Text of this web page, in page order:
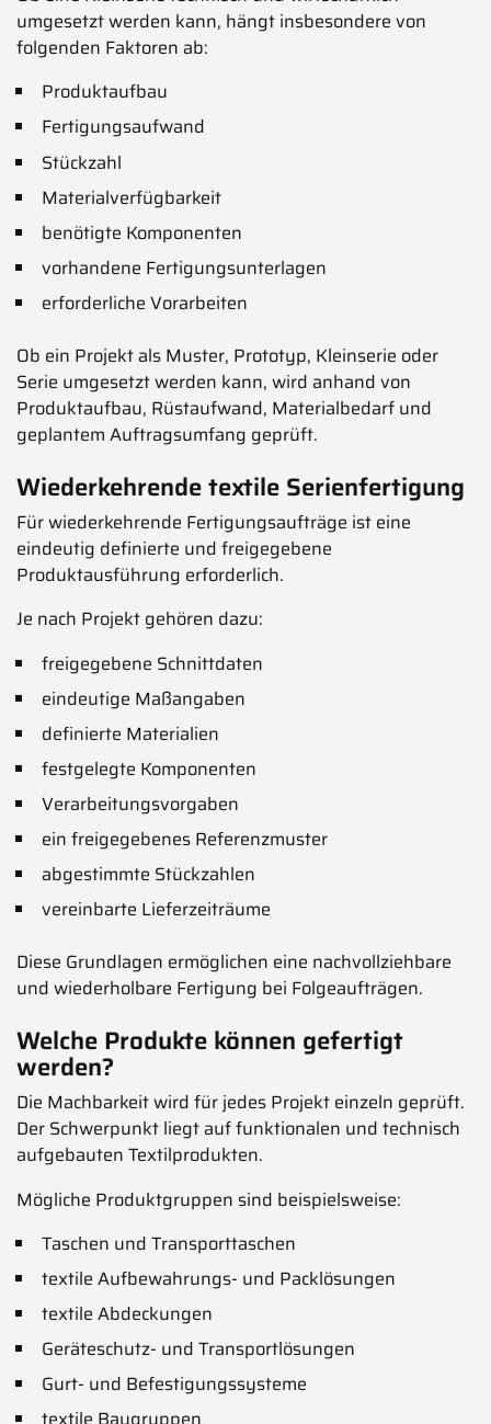
umgesetzt werden kann, hängt insbesondere von
folgenden Faktoren ab:
Produktaufbau
Fertigungsaufwand
Stückzahl
Materialverfügbarkeit
benötigte Komponenten
vorhandene Fertigungsunterlagen
erforderliche Vorarbeiten
Ob ein Projekt als Muster, Prototyp, Kleinserie oder
Serie umgesetzt werden kann, wird anhand von
Produktaufbau, Rüstaufwand, Materialbedarf und
geplantem Auftragsumfang geprüft.
Wiederkehrende textile Serienfertigung
Für wiederkehrende Fertigungsaufträge ist eine
eindeutig definierte und freigegebene
Produktausführung erforderlich.
Je nach Projekt gehören dazu:
freigegebene Schnittdaten
eindeutige Maßangaben
definierte Materialien
festgelegte Komponenten
Verarbeitungsvorgaben
ein freigegebenes Referenzmuster
abgestimmte Stückzahlen
vereinbarte Lieferzeiträume
Diese Grundlagen ermöglichen eine nachvollziehbare
und wiederholbare Fertigung bei Folgeaufträgen.
Welche Produkte können gefertigt
werden?
Die Machbarkeit wird für jedes Projekt einzeln geprüft.
Der Schwerpunkt liegt auf funktionalen und technisch
aufgebauten Textilprodukten.
Mögliche Produktgruppen sind beispielsweise:
Taschen und Transporttaschen
textile Aufbewahrungs- und Packlösungen
textile Abdeckungen
Geräteschutz- und Transportlösungen
Gurt- und Befestigungssysteme